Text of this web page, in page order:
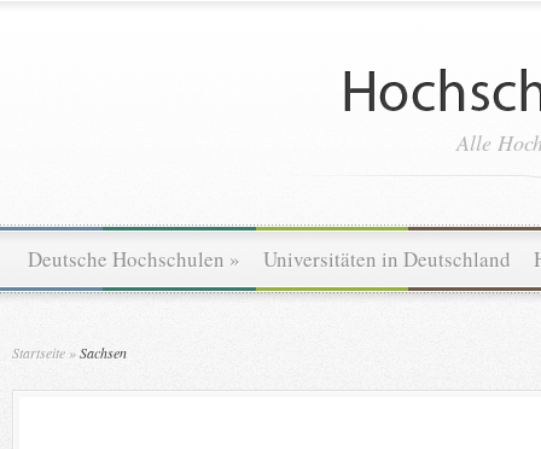
Alle
Deutsche Hochschulen » Universitäten in Deutschland
Startseite »Sachsen